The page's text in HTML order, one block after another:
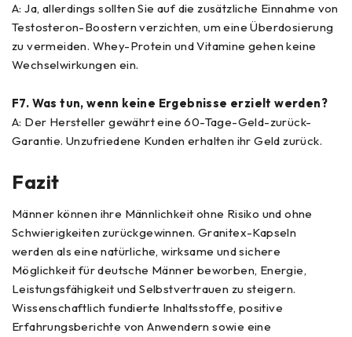
A: Ja, allerdings sollten Sie auf die zusätzliche Einnahme von
Testosteron-Boostern verzichten, um eine Überdosierung
zu vermeiden. Whey-Protein und Vitamine gehen keine
Wechselwirkungen ein.
F7. Was tun, wenn keine Ergebnisse erzielt werden?
A: Der Hersteller gewährt eine 60-Tage-Geld-zurück-
Garantie. Unzufriedene Kunden erhalten ihr Geld zurück.
Fazit
Männer können ihre Männlichkeit ohne Risiko und ohne
Schwierigkeiten zurückgewinnen. Granitex-Kapseln
werden als eine natürliche, wirksame und sichere
Möglichkeit für deutsche Männer beworben, Energie,
Leistungsfähigkeit und Selbstvertrauen zu steigern.
Wissenschaftlich fundierte Inhaltsstoffe, positive
Erfahrungsberichte von Anwendern sowie eine